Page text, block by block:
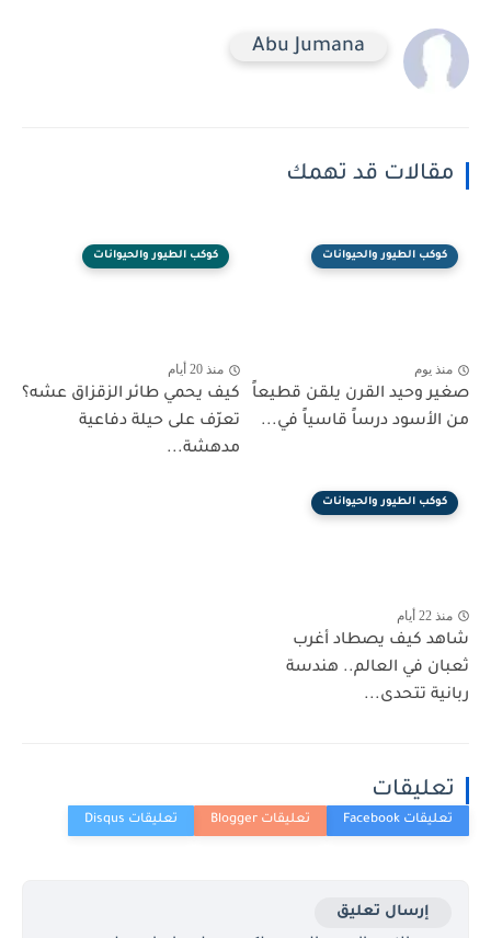
Abu Jumana
مقالات قد تهمك
كوكب الطيور والحيوانات
منذ يوم
صغير وحيد القرن يلقن قطيعاً
من الأسود درساً قاسياً في...
كوكب الطيور والحيوانات
منذ 20 أيام
كيف يحمي طائر الزقزاق عشه؟
تعرّف على حيلة دفاعية
مدهشة...
كوكب الطيور والحيوانات
منذ 22 أيام
شاهد كيف يصطاد أغرب
ثعبان في العالم.. هندسة
ربانية تتحدى...
تعليقات
إرسال تعليق